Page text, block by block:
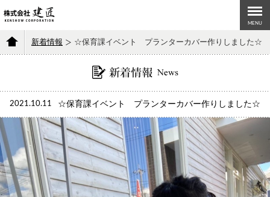
MENU
新着情報 ☆保育課イベント プランターカバー作りしました☆
2021.10.11 ☆保育課イベント プランターカバー作りしました☆